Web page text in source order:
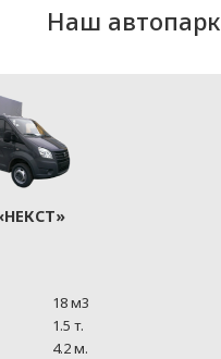
Наш автопарк
18 м3
1.5 т.
4.2 м.